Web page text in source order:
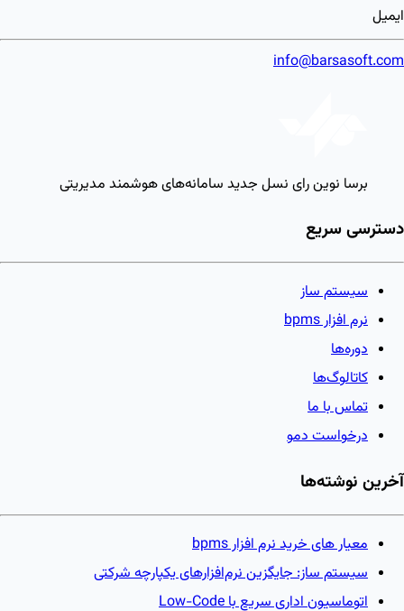
ایمیل
info@barsasoft.com
برسا نوین رای نسل جدید سامانه‌های هوشمند مدیریتی
دسترسی سریع
سیستم ساز
نرم افزار bpms
دوره‌ها
کاتالوگ‌ها
تماس با ما
درخواست دمو
آخرین نوشته‌ها
معیار های خرید نرم افزار bpms
سیستم ساز: جایگزین نرم‌افزارهای یکپارچه شرکتی
اتوماسیون اداری سریع با Low-Code